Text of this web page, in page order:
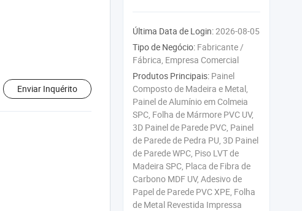
Enviar Inquérito
Última Data de Login:2026-08-05
Tipo de Negócio: Fabricante /
Fábrica, Empresa Comercial
Produtos Principais: Painel
Composto de Madeira e Metal,
Painel de Alumínio em Colmeia
SPC, Folha de Mármore PVC UV,
3D Painel de Parede PVC, Painel
de Parede de Pedra PU, 3D Painel
de Parede WPC, Piso LVT de
Madeira SPC, Placa de Fibra de
Carbono MDF UV, Adesivo de
Papel de Parede PVC XPE, Folha
de Metal Revestida Impressa